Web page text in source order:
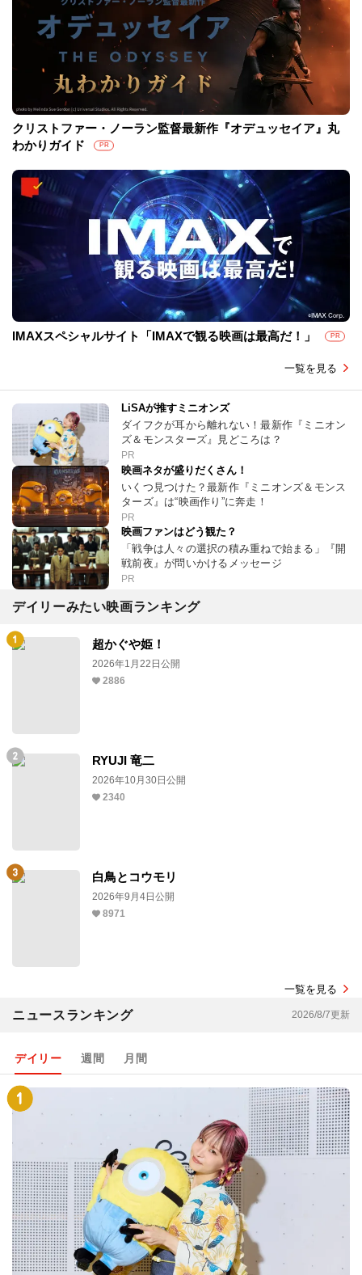
クリストファー・ノーラン監督最新作『オデュッセイア』丸
わかりガイド
PR
IMAXスペシャルサイト「IMAXで観る映画は最高だ！」 PR
一覧を見る
LiSAが推すミニオンズ
ダイフクが耳から離れない！最新作『ミニオン
ズ＆モンスターズ』見どころは？
PR
映画ネタが盛りだくさん！
いくつ見つけた？最新作『ミニオンズ＆モンス
ターズ』は“映画作り”に奔走！
PR
映画ファンはどう観た？
「戦争は人々の選択の積み重ねで始まる」『開
戦前夜』が問いかけるメッセージ
PR
デイリーみたい映画ランキング
超かぐや姫！
2026年1月22日公開
2886
RYUJI 竜二
2026年10月30日公開
2340
白鳥とコウモリ
2026年9月4日公開
8971
一覧を見る
ニュースランキング 2026/8/7更新
デイリー 週間 月間